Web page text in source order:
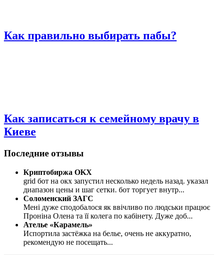
Как правильно выбирать пабы?
Как записаться к семейному врачу в
Киеве
Последние отзывы
Криптобиржа OKX
grid бот на окх запустил несколько недель назад. указал
диапазон цены и шаг сетки. бот торгует внутр...
Соломенский ЗАГС
Мені дуже сподобалося як ввічливо по людськи працює
Проніна Олена та її колега по кабінету. Дуже доб...
Ателье «Карамель»
Испортила застёжка на белье, очень не аккуратно,
рекомендую не посещать...